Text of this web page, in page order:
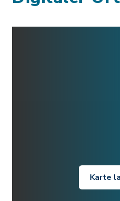
Karte